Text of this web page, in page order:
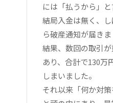
には「払うから」と
結局入金は無く、
ら破産通知が届きま
結果、数回の取引
あり、合計で130万
しまいました。
それ以来「何か対